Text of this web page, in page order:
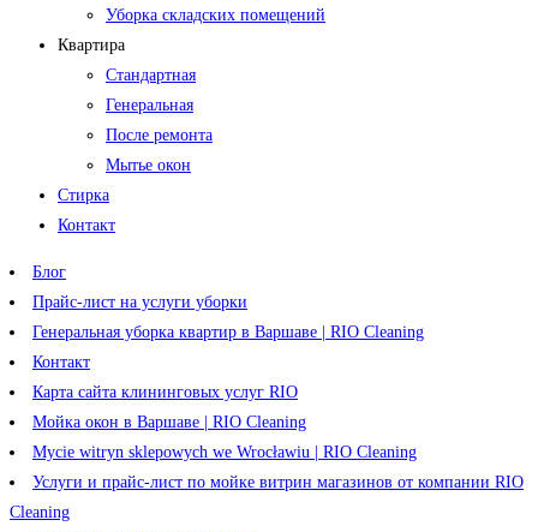
Уборка складских помещений
Квартира
Стандартная
Генеральная
После ремонта
Мытье окон
Стирка
Контакт
Блог
Прайс-лист на услуги уборки
Генеральная уборка квартир в Варшаве | RIO Cleaning
Контакт
Карта сайта клининговых услуг RIO
Мойка окон в Варшаве | RIO Cleaning
Mycie witryn sklepowych we Wrocławiu | RIO Cleaning
Услуги и прайс-лист по мойке витрин магазинов от компании RIO
Cleaning